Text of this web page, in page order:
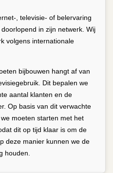
, televisie- of belervaring
in zijn netwerk. Wij
volgens internationale
bijbouwen hangt af van
Dit bepalen we
aantal klanten en de
Op basis van dit verwachte
moeten starten met het
dit op tijd klaar is om de
deze manier kunnen we de
houden.